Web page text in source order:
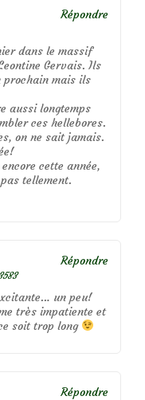
dans le massif
Gervais. Ils
mais ils
aussi longtemps
ces hellebores.
on ne sait jamais.
cette année,
tellement.
Répondre
un peu!
très impatiente et
soit trop long
Répondre
Répondre